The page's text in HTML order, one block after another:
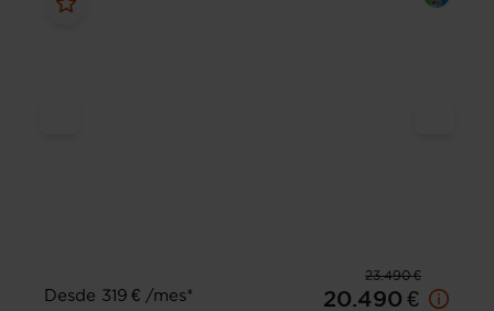
23.490 €
Desde 319 € /mes*
20.490 €